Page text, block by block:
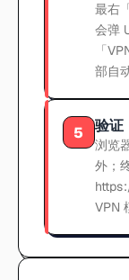
最右
会弹
「
部自
5 验证
浏览
外；
VPN